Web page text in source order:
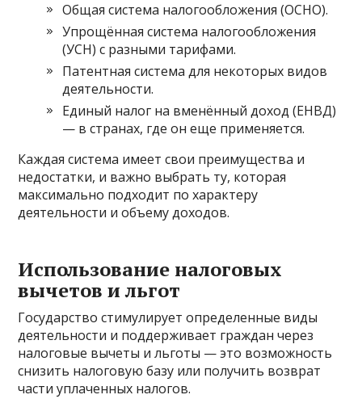
Общая система налогообложения (ОСНО).
Упрощённая система налогообложения
(УСН) с разными тарифами.
Патентная система для некоторых видов
деятельности.
Единый налог на вменённый доход (ЕНВД)
— в странах, где он еще применяется.
Каждая система имеет свои преимущества и
недостатки, и важно выбрать ту, которая
максимально подходит по характеру
деятельности и объему доходов.
Использование налоговых
вычетов и льгот
Государство стимулирует определенные виды
деятельности и поддерживает граждан через
налоговые вычеты и льготы — это возможность
снизить налоговую базу или получить возврат
части уплаченных налогов.